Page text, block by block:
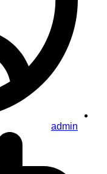
admin